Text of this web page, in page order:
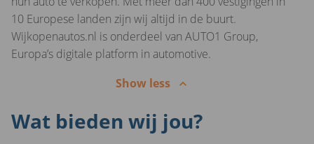
10 Europese landen zijn wij altijd in de buurt.
Wijkopenautos.nl is onderdeel van AUTO1 Group,
Europa’s digitale platform in automotive.
Show less
Wat bieden wij jou?